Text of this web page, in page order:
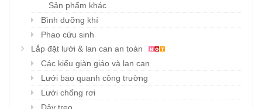
Sản phẩm khác
Bình dưỡng khí
Phao cứu sinh
Lắp đặt lưới & lan can an toàn
Các kiểu giàn giáo và lan can
Lưới bao quanh công trường
Lưới chống rơi